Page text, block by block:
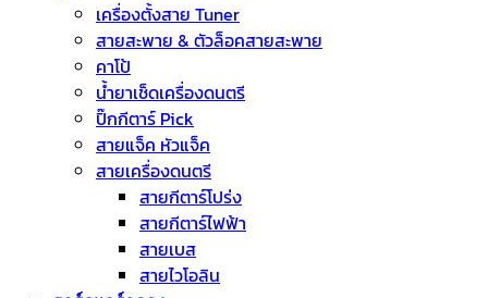
เครื่องตั้งสาย Tuner
สายสะพาย & ตัวล็อคสายสะพาย
คาโป้
น้ำยาเช็ดเครื่องดนตรี
ปิ๊กกีตาร์ Pick
สายแจ็ค หัวแจ็ค
สายเครื่องดนตรี
สายกีตาร์โปร่ง
สายกีตาร์ไฟฟ้า
สายเบส
สายไวโอลิน